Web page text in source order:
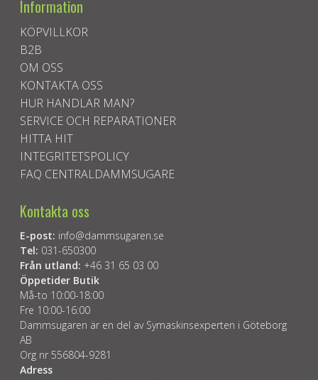
Information
KÖPVILLKOR
B2B
OM OSS
KONTAKTA OSS
HUR HANDLAR MAN?
SERVICE OCH REPARATIONER
HITTA HIT
INTEGRITETSPOLICY
FAQ CENTRALDAMMSUGARE
Kontakta oss
E-post: info@dammsugaren.se
Tel: 031-650300
Från utland: +46 31 65 03 00
Öppetider Butik
Må-to 10:00-18:00
Fre 10:00-16:00
Dammsugaren är en del av Symaskinsexperten i Göteborg
AB
Org nr 556804-9281
Adress